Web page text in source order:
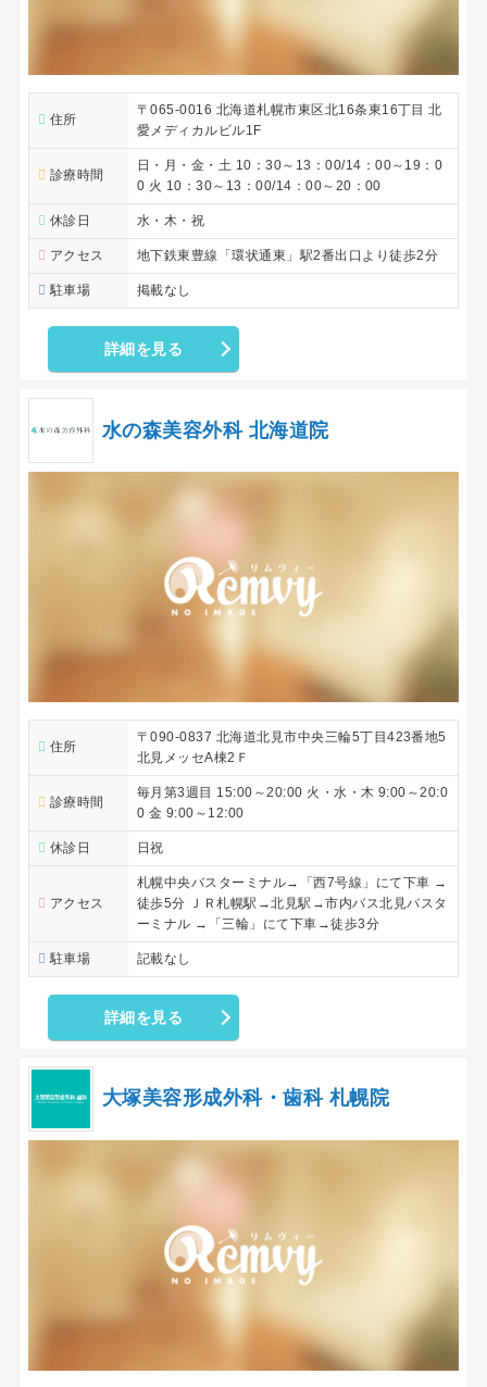
住所
〒065-0016 北海道札幌市東区北16条東16丁目 北
愛メディカルビル1F
診療時間
日・月・金・土 10：30～13：00/14：00～19：0
0 火 10：30～13：00/14：00～20：00
休診日 水・木・祝
アクセス 地下鉄東豊線「環状通東」駅2番出口より徒歩2分
駐車場 掲載なし
詳細を見る
水の森美容外科 北海道院
住所
〒090-0837 北海道北見市中央三輪5丁目423番地5
北見メッセA棟2Ｆ
診療時間
毎月第3週目 15:00～20:00 火・水・木 9:00～20:0
0 金 9:00～12:00
休診日 日祝
アクセス
札幌中央バスターミナル→「西7号線」にて下車 →
徒歩5分 ＪＲ札幌駅→北見駅→市内バス北見バスタ
ーミナル →「三輪」にて下車→徒歩3分
駐車場 記載なし
詳細を見る
大塚美容形成外科・歯科 札幌院